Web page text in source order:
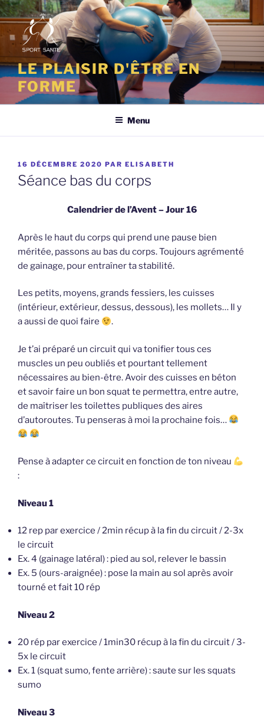
Aller
au
contenu
principal
LE PLAISIR D'ÊTRE EN
FORME
Menu
PUBLIÉ
LE
16 DÉCEMBRE 2020 PAR ELISABETH
Séance bas du corps
Calendrier de l’Avent – Jour 16
Après le haut du corps qui prend une pause bien
méritée, passons au bas du corps. Toujours agrémenté
de gainage, pour entraîner ta stabilité.
Les petits, moyens, grands fessiers, les cuisses
(intérieur, extérieur, dessus, dessous), les mollets… Il y
a aussi de quoi faire
.
Je t’ai préparé un circuit qui va tonifier tous ces
muscles un peu oubliés et pourtant tellement
nécessaires au bien-être. Avoir des cuisses en béton
et savoir faire un bon squat te permettra, entre autre,
de maîtriser les toilettes publiques des aires
d’autoroutes. Tu penseras à moi la prochaine fois…
Pense à adapter ce circuit en fonction de ton niveau
:
Niveau 1
12 rep par exercice / 2min récup à la fin du circuit / 2-3x
le circuit
Ex. 4 (gainage latéral) : pied au sol, relever le bassin
Ex. 5 (ours-araignée) : pose la main au sol après avoir
tourné et fait 10 rép
Niveau 2
20 rép par exercice / 1min30 récup à la fin du circuit / 3-
5x le circuit
Ex. 1 (squat sumo, fente arrière) : saute sur les squats
sumo
Niveau 3